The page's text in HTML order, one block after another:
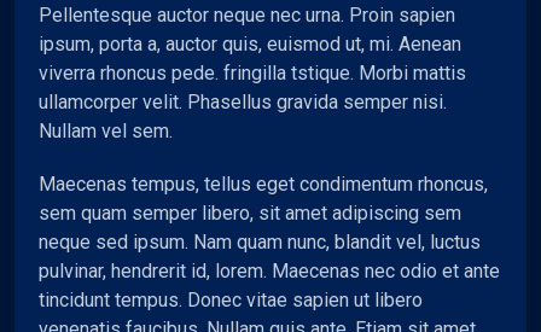
Pellentesque auctor neque nec urna. Proin sapien
ipsum, porta a, auctor quis, euismod ut, mi. Aenean
viverra rhoncus pede. fringilla tstique. Morbi mattis
ullamcorper velit. Phasellus gravida semper nisi.
Nullam vel sem.
Maecenas tempus, tellus eget condimentum rhoncus,
sem quam semper libero, sit amet adipiscing sem
neque sed ipsum. Nam quam nunc, blandit vel, luctus
pulvinar, hendrerit id, lorem. Maecenas nec odio et ante
tincidunt tempus. Donec vitae sapien ut libero